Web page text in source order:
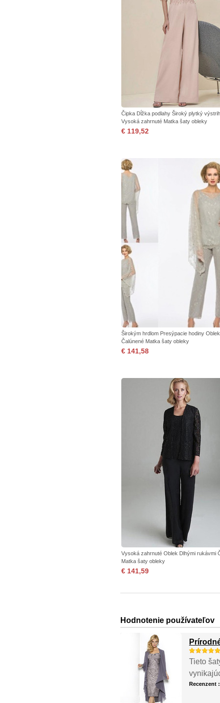
Čipka Dĺžka podlahy Široký plytký výstrih
Vysoká zahrnuté Matka šaty obleky
€ 119,52
Širokým hrdlom Presýpacie hodiny Oblek
Čalúnené Matka šaty obleky
€ 141,58
Vysoká zahrnuté Oblek Dlhými rukávmi
Matka šaty obleky
€ 141,59
Hodnotenie používateľov
Tieto
Recenzent